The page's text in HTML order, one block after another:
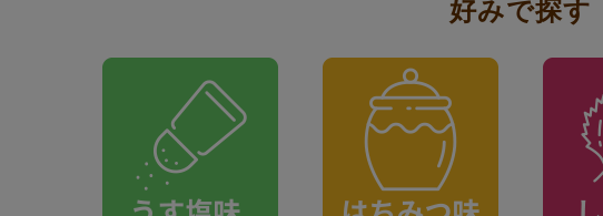
好みで探す